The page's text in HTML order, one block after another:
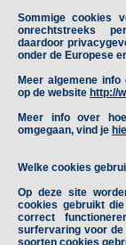
Sommige cookies
onrechtstreeks
daardoor
onder de Europese
Meer algemene
op de website http://
Meer info over
omgegaan, vind je
Welke cookies
Op deze site
cookies gebruikt
correct
surfervaring voor de
soorten cookies